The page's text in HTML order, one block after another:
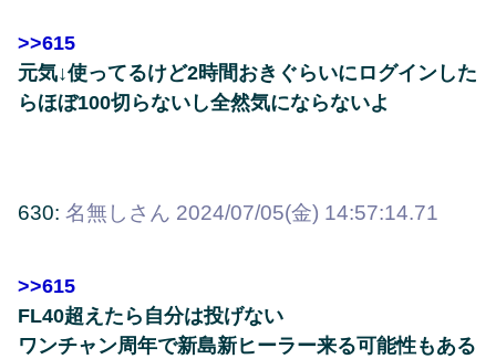
>>615
元気↓使ってるけど2時間おきぐらいにログインした
らほぼ100切らないし全然気にならないよ
630: 名無しさん 2024/07/05(金) 14:57:14.71
>>615
FL40超えたら自分は投げない
ワンチャン周年で新島新ヒーラー来る可能性もある